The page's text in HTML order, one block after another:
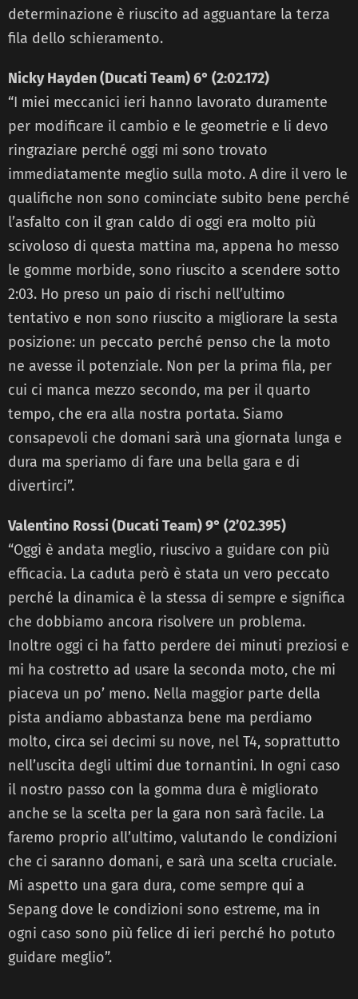
determinazione è riuscito ad agguantare la terza
fila dello schieramento.
Nicky Hayden (Ducati Team) 6° (2:02.172)
“I miei meccanici ieri hanno lavorato duramente
per modificare il cambio e le geometrie e li devo
ringraziare perché oggi mi sono trovato
immediatamente meglio sulla moto. A dire il vero le
qualifiche non sono cominciate subito bene perché
l’asfalto con il gran caldo di oggi era molto più
scivoloso di questa mattina ma, appena ho messo
le gomme morbide, sono riuscito a scendere sotto
2:03. Ho preso un paio di rischi nell’ultimo
tentativo e non sono riuscito a migliorare la sesta
posizione: un peccato perché penso che la moto
ne avesse il potenziale. Non per la prima fila, per
cui ci manca mezzo secondo, ma per il quarto
tempo, che era alla nostra portata. Siamo
consapevoli che domani sarà una giornata lunga e
dura ma speriamo di fare una bella gara e di
divertirci”.
Valentino Rossi (Ducati Team) 9° (2’02.395)
“Oggi è andata meglio, riuscivo a guidare con più
efficacia. La caduta però è stata un vero peccato
perché la dinamica è la stessa di sempre e significa
che dobbiamo ancora risolvere un problema.
Inoltre oggi ci ha fatto perdere dei minuti preziosi e
mi ha costretto ad usare la seconda moto, che mi
piaceva un po’ meno. Nella maggior parte della
pista andiamo abbastanza bene ma perdiamo
molto, circa sei decimi su nove, nel T4, soprattutto
nell’uscita degli ultimi due tornantini. In ogni caso
il nostro passo con la gomma dura è migliorato
anche se la scelta per la gara non sarà facile. La
faremo proprio all’ultimo, valutando le condizioni
che ci saranno domani, e sarà una scelta cruciale.
Mi aspetto una gara dura, come sempre qui a
Sepang dove le condizioni sono estreme, ma in
ogni caso sono più felice di ieri perché ho potuto
guidare meglio”.